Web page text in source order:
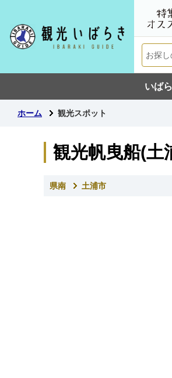
いば
ホーム 観光スポット
観光帆曳船(土
県南 土浦市